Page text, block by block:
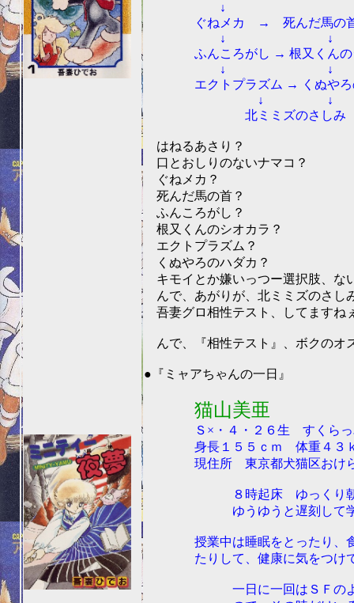
↓
ぐねメカ → 死んだ馬の
↓ ↓
ふんころがし → 根又くんの
↓ ↓
エクトプラズム → くぬやろ
↓ ↓
北ミミズのさしみ
はねるあさり？
口とおしりのないナマコ？
ぐねメカ？
死んだ馬の首？
ふんころがし？
根又くんのシオカラ？
エクトプラズム？
くぬやろのハダカ？
キモイとか嫌いっつー選択肢、な
んで、あがりが、北ミミズのさし
吾妻グロ相性テスト、してますね
んで、『相性テスト』、ボクのオ
●『ミャアちゃんの一日』
猫山美亜
Ｓ×・４・２６生 すくらっぷ
身長１５５ｃｍ 体重４３ｋ
現住所 東京都犬猫区おけら
８時起床 ゆっくり朝食
ゆうゆうと遅刻して学
授業中は睡眠をとったり、食
たりして、健康に気をつけ
一日に一回はＳＦのよう